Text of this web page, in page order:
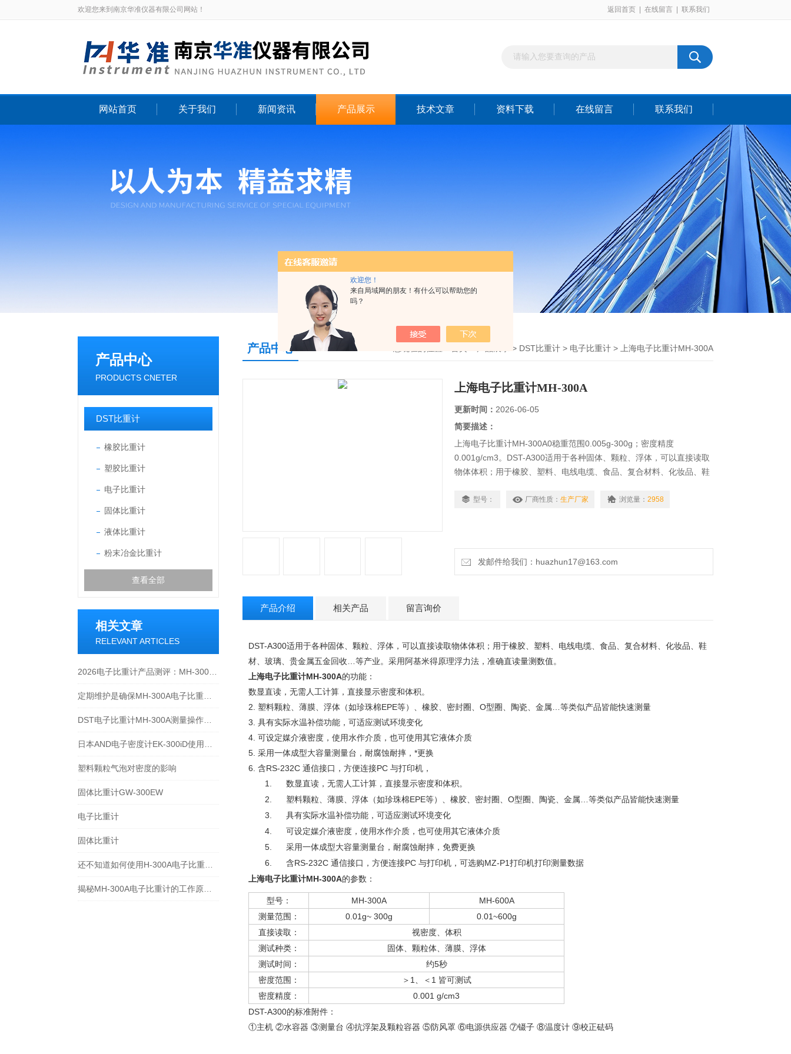
欢迎您！
来自局域网的朋友！有什么可以帮助您的
吗？
欢迎您来到南京华准仪器有限公司网站！ 返回首页 在线留言 联系我们
网站首页 关于我们 新闻资讯 产品展示 技术文章 资料下载 在线留言 联系我们
产品中心
PRODUCTS CNETER
DST比重计
橡胶比重计
塑胶比重计
电子比重计
固体比重计
液体比重计
粉末冶金比重计
查看全部
相关文章
RELEVANT ARTICLES
塑料颗粒气泡对密度的影响
固体比重计GW-300EW
电子比重计
固体比重计
产品中心 > DST比重计 > 电子比重计 > 上海电子比重计MH-300A
上海电子比重计MH-300A
更新时间： 2026-06-05
简要描述：
上海电子比重计MH-300A0稳重范围0.005g-300g；密度精度
0.001g/cm3。DST-A300适用于各种固体、颗粒、浮体，可以直接读取
物体体积；用于橡胶、塑料、电线电缆、食品、复合材料、化妆品、鞋
直读量测数值。
型号： 厂商性质： 生产厂家 浏览量： 2958
发邮件给我们：huazhun17@163.com
产品介绍 相关产品 留言询价
DST-A300适用于各种固体、颗粒、浮体，可以直接读取物体体积；用于橡胶、塑料、电线电缆、食品、复合材料、化妆品、鞋
材、玻璃、贵金属五金回收…等产业。采用阿基米得原理浮力法，准确直读量测数值。
上海电子比重计MH-300A的功能：
数显直读，无需人工计算，直接显示密度和体积。
2. 塑料颗粒、薄膜、浮体（如珍珠棉EPE等）、橡胶、密封圈、O型圈、陶瓷、金属…等类似产品皆能快速测量
3. 具有实际水温补偿功能，可适应测试环境变化
4. 可设定媒介液密度，使用水作介质，也可使用其它液体介质
5. 采用一体成型大容量测量台，耐腐蚀耐摔，*更换
6. 含RS-232C 通信接口，方便连接PC 与打印机，
1.
数显直读，无需人工计算，直接显示密度和体积。
2.
塑料颗粒、薄膜、浮体（如珍珠棉EPE等）、橡胶、密封圈、 O型圈、陶瓷、金属…等类似产品皆能快速测量
3.
具有实际水温补偿功能，可适应测试环境变化
4.
可设定媒介液密度，使用水作介质，也可使用其它液体介质
5.
采用一体成型大容量测量台，耐腐蚀耐摔，免费更换
6.
含RS-232C 通信接口，方便连接PC 与打印机，可选购MZ-P1打印机打印测量数据
上海电子比重计MH-300A的参数：
型号： MH-300A
MH-600A
测量范围：
0.01g~ 300g
0.01~600g
直接读取：
视密度、体积
测试种类：
固体、颗粒体、薄膜、浮体
测试时间：
约5秒
密度范围：
＞1、＜1 皆可测试
密度精度：
0.001 g/cm3
DST-A300的标准附件：
①主机 ②水容器 ③测量台 ④抗浮架及颗粒容器 ⑤防风罩 ⑥电源供应器 ⑦镊子 ⑧温度计 ⑨校正砝码